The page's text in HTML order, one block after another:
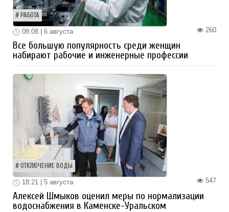
РАБОТА
260
08:08 | 6 августа
Все большую популярность среди женщин
набирают рабочие и инженерные профессии
ОТКЛЮЧЕНИЕ ВОДЫ
547
18:21 | 5 августа
Алексей Шмыков оценил меры по нормализации
водоснабжения в Каменске-Уральском